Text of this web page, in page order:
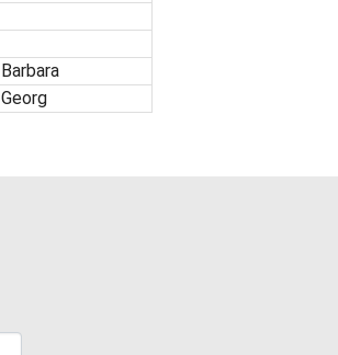
Barbara
Georg